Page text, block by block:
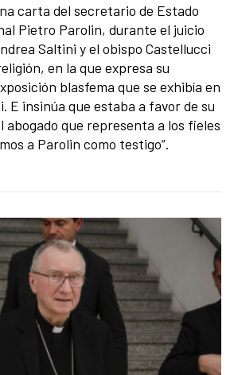
carta del secretario de Estado
Pietro Parolin, durante el juicio
Saltini y el obispo Castellucci
en la que expresa su
blasfema que se exhibía en
E insinúa que estaba a favor de su
abogado que representa a los fieles
a Parolin como testigo”.